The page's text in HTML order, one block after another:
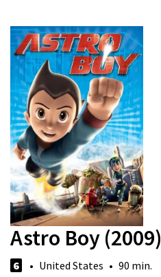
Astro Boy (2009)
6 • United States • 90 min.